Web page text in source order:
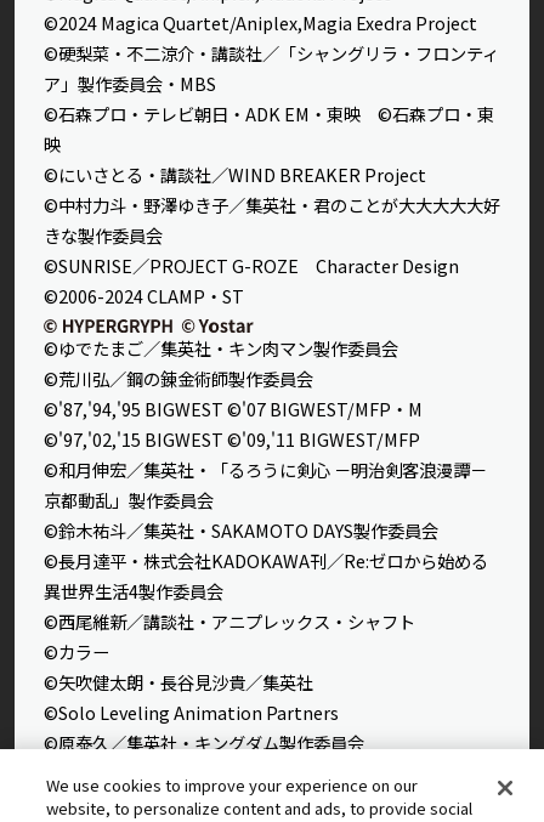
©2024 Magica Quartet/Aniplex,Magia Exedra Project
©硬梨菜・不二涼介・講談社／「シャングリラ・フロンティ
ア」製作委員会・MBS
©石森プロ・テレビ朝日・ADK EM・東映 ©石森プロ・東
映
©にいさとる・講談社／WIND BREAKER Project
©中村力斗・野澤ゆき子／集英社・君のことが大大大大大好
きな製作委員会
©SUNRISE／PROJECT G-ROZE Character Design
©2006-2024 CLAMP・ST
©ゆでたまご／集英社・キン肉マン製作委員会
©荒川弘／鋼の錬金術師製作委員会
©'87,'94,'95 BIGWEST ©'07 BIGWEST/MFP・M
©'97,'02,'15 BIGWEST ©'09,'11 BIGWEST/MFP
©和月伸宏／集英社・「るろうに剣心 －明治剣客浪漫譚－
京都動乱」製作委員会
©鈴木祐斗／集英社・SAKAMOTO DAYS製作委員会
©長月達平・株式会社KADOKAWA刊／Re:ゼロから始める
異世界生活4製作委員会
©西尾維新／講談社・アニプレックス・シャフト
©カラー
©矢吹健太朗・長谷見沙貴／集英社
©Solo Leveling Animation Partners
©原泰久／集英社・キングダム製作委員会
©石田スイ／集英社・東京喰種：re製作委員会
We use cookies to improve your experience on our
website, to personalize content and ads, to provide social